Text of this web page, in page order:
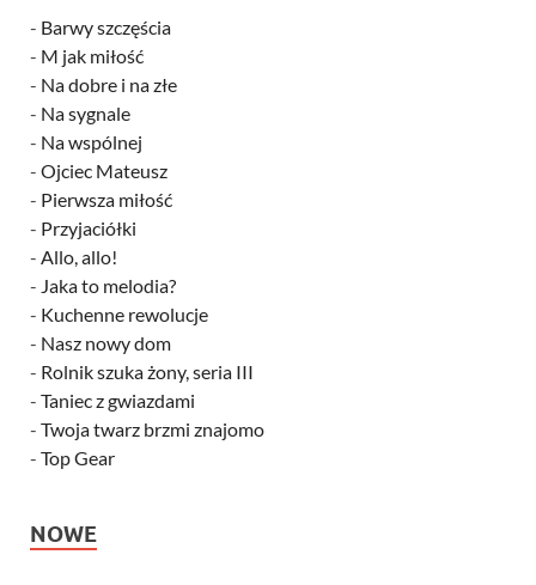
- Barwy szczęścia
- M jak miłość
- Na dobre i na złe
- Na sygnale
- Na wspólnej
- Ojciec Mateusz
- Pierwsza miłość
- Przyjaciółki
- Allo, allo!
- Jaka to melodia?
- Kuchenne rewolucje
- Nasz nowy dom
- Rolnik szuka żony, seria III
- Taniec z gwiazdami
- Twoja twarz brzmi znajomo
- Top Gear
NOWE